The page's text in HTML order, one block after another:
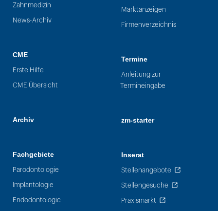
Zahnmedizin
News-Archiv
CME
Erste Hilfe
CME Übersicht
Archiv
Fachgebiete
Parodontologie
Implantologie
Endodontologie
Marktanzeigen
Firmenverzeichnis
Termine
Anleitung zur
Termineingabe
zm-starter
Inserat
Stellenangebote
Stellengesuche
Praxismarkt